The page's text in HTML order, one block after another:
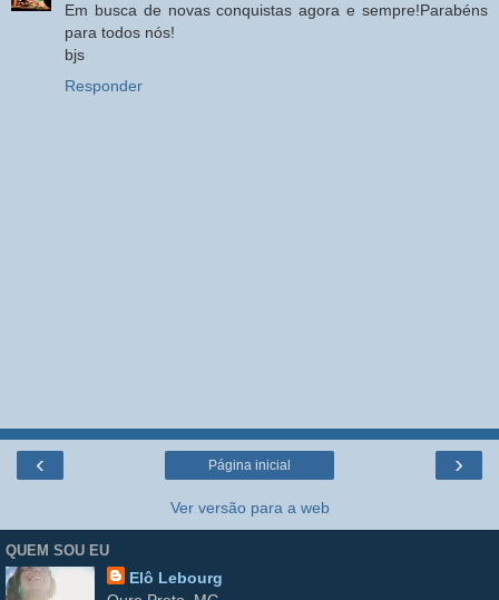
Em busca de novas conquistas agora e sempre!Parabéns
para todos nós!
bjs
Responder
‹ ›
Página inicial
Ver versão para a web
QUEM SOU EU
Elô Lebourg